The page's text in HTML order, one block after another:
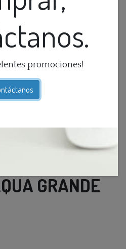
promociones!
DE
GRANDE